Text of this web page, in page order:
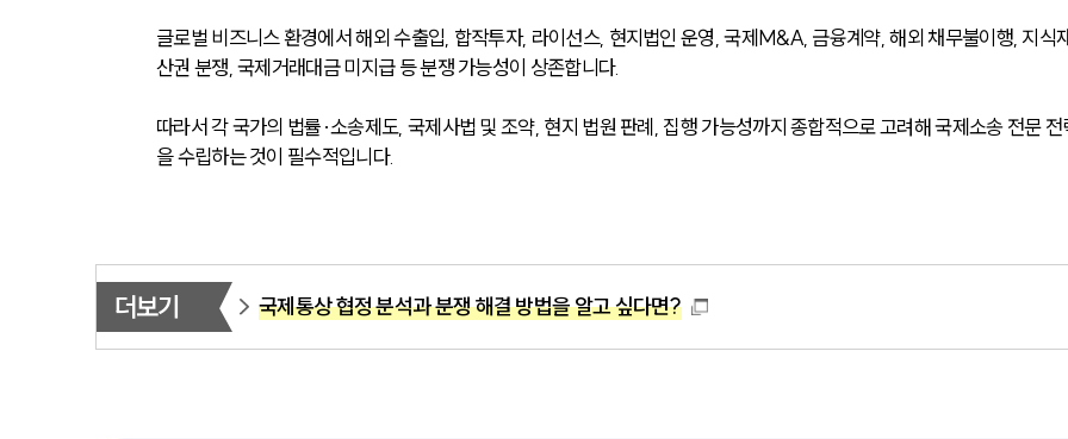
글로벌 비즈니스 환경에서 해외 수출입, 합작투자, 라이선스, 현지법인 운영, 국제M&A, 금융계약, 해외 채무불이행, 지식
산권 분쟁, 국제거래대금 미지급 등 분쟁 가능성이 상존합니다.
따라서 각 국가의 법률·소송제도, 국제사법 및 조약, 현지 법원 판례, 집행 가능성까지 종합적으로 고려해 국제소송 전문 전
을 수립하는 것이 필수적입니다.
더보기 국제통상 협정 분석과 분쟁 해결 방법을 알고 싶다면?